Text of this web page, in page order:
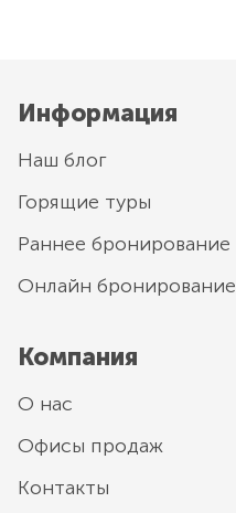
Информация
Наш блог
Горящие туры
Раннее бронирование
Онлайн бронирование
Компания
О нас
Офисы продаж
Контакты